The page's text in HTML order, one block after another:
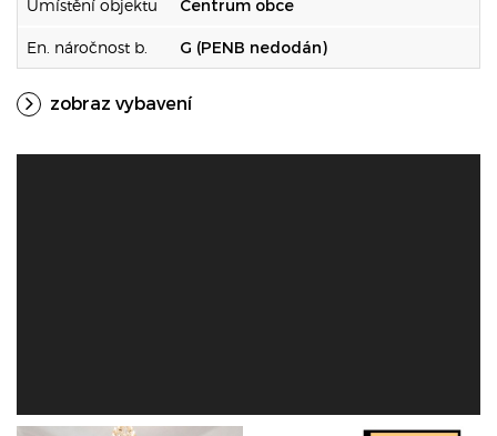
Umístění objektu Centrum obce
En. náročnost b. G (PENB nedodán)
zobraz vybavení